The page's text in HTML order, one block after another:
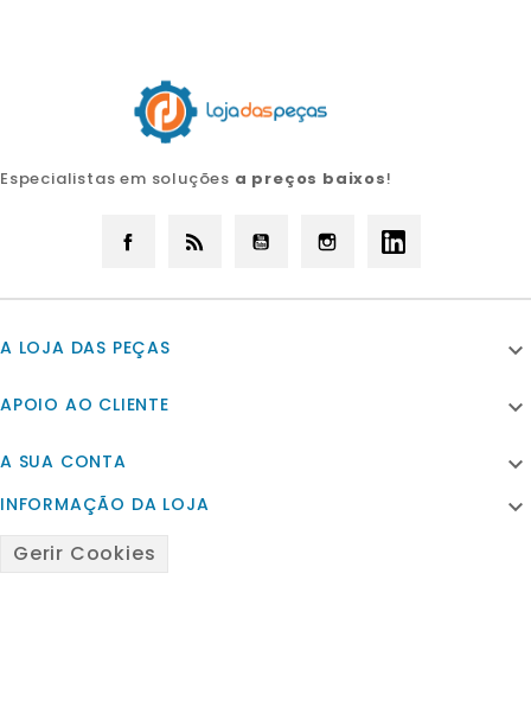
Especialistas em soluções a preços baixos!
Facebook YouTube Instagram
A LOJA DAS PEÇAS 
APOIO AO CLIENTE 
A SUA CONTA 
INFORMAÇÃO DA LOJA 
Gerir Cookies